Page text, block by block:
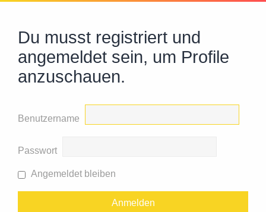
Du musst registriert und
angemeldet sein, um Profile
anzuschauen.
Benutzername
Passwort
Angemeldet bleiben